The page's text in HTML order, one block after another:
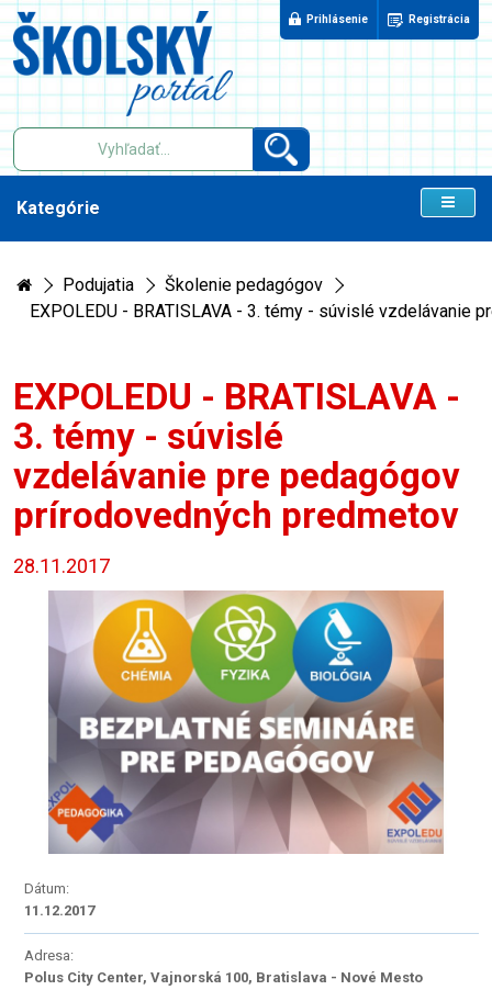
Prihlásenie Registrácia
Kategórie
Podujatia
Školenie pedagógov
EXPOLEDU - BRATISLAVA - 3. témy - súvislé vzdelávanie
EXPOLEDU - BRATISLAVA -
3. témy - súvislé
vzdelávanie pre pedagógov
prírodovedných predmetov
28.11.2017
Dátum:
11.12.2017
Adresa:
Polus City Center, Vajnorská 100, Bratislava - Nové Mesto